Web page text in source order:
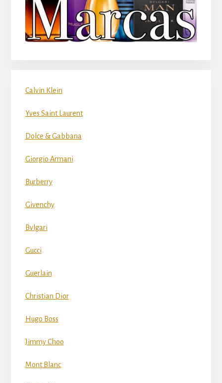
Calvin Klein
Yves Saint Laurent
Dolce & Gabbana
Giorgio Armani
Burberry
Givenchy
Bvlgari
Gucci
Guerlain
Christian Dior
Hugo Boss
Jimmy Choo
Mont Blanc